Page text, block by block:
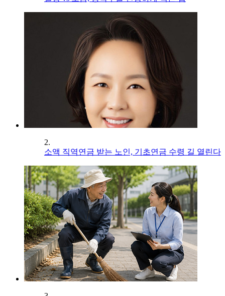
2.
소액 직역연금 받는 노인, 기초연금 수령 길 열린다